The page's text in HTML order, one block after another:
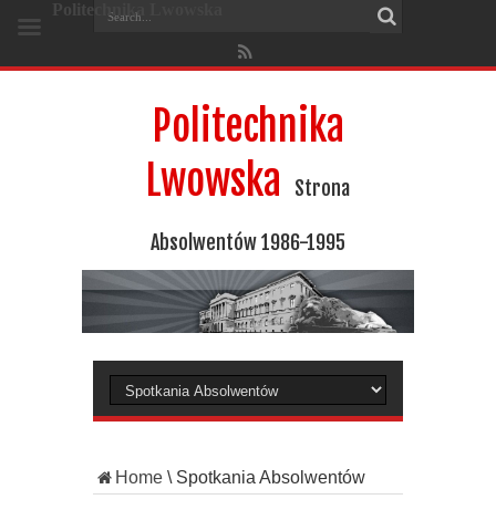
Politechnika
Lwowska
Strona
Absolwentów 1986-1995
Home \ Spotkania Absolwentów
Politechnika Lwowska